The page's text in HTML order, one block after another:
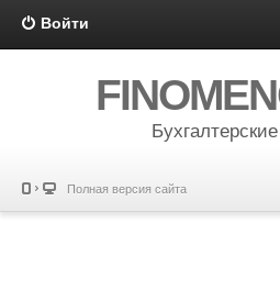
Войти
Полная версия сайта